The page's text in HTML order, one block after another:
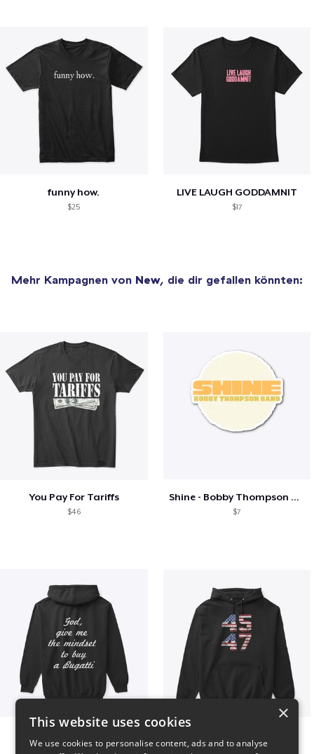
funny how.
$25
LIVE LAUGH GODDAMNIT
$17
Mehr Kampagnen von New, die dir gefallen könnten:
You Pay For Tariffs
$46
Shine - Bobby Thompson Band Merch
$7
$51 $40
×
This website uses cookies
We use cookies to personalise content, ads and to analyse